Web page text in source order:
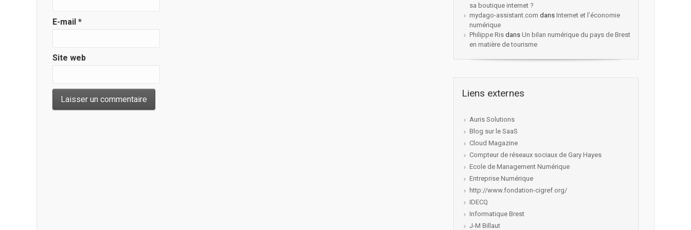
E-mail *
Site web
sa boutique internet ?
mydago-assistant.com dans Internet et l’économie
numérique
Philippe Ris dans Un bilan numérique du pays de Brest
en matière de tourisme
Liens externes
Auris Solutions
Blog sur le SaaS
Cloud Magazine
Compteur de réseaux sociaux de Gary Hayes
Ecole de Management Numérique
Entreprise Numérique
http://www.fondation-cigref.org/
IDECQ
Informatique Brest
J-M Billaut